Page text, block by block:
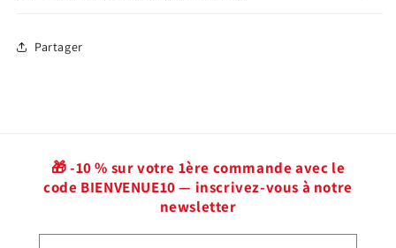
Partager
🎁 -10 % sur votre 1ère commande avec le
code BIENVENUE10 — inscrivez-vous à notre
newsletter